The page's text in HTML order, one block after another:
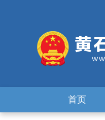
首页